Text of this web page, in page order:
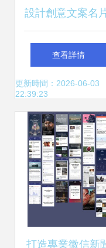
設計創意文案名
pn1-fm2模板在線
制作 讓設計更簡
單，用圖文詮釋
性
查看詳情
更新時間：2026-06-03
22:39:23
打造專業微信新